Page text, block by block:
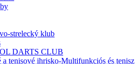
strelecký klub
DARTS CLUB
tenisové ihrisko-Multifunkciós és tenisz